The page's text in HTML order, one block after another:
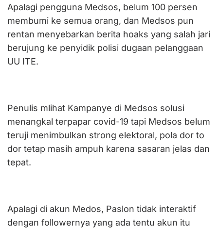
Apalagi pengguna Medsos, belum 100 persen
membumi ke semua orang, dan Medsos pun
rentan menyebarkan berita hoaks yang salah jari
berujung ke penyidik polisi dugaan pelanggaan
UU ITE.
Penulis mlihat Kampanye di Medsos solusi
menangkal terpapar covid-19 tapi Medsos belum
teruji menimbulkan strong elektoral, pola dor to
dor tetap masih ampuh karena sasaran jelas dan
tepat.
Apalagi di akun Medos, Paslon tidak interaktif
dengan followernya yang ada tentu akun itu